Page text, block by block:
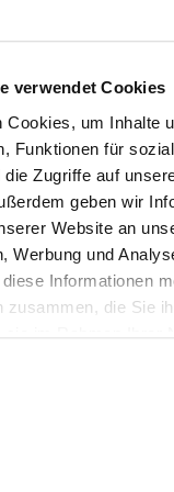
verwendet Cookies
Cookies, um Inhalte
Funktionen für
die Zugriffe auf
geben wir
Website an
Werbung und
Informationen
zusammen, die Sie
die sechziger
die großen
ihre Vitalität
sind
Tage des
aus Berlin,
erpresst und